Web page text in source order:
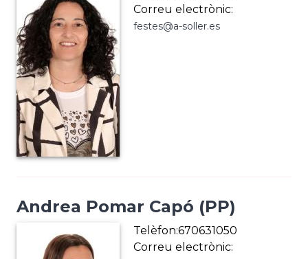
Correu electrònic:
festes@a-soller.es
Andrea Pomar Capó (PP)
Telèfon:670631050
Correu electrònic: